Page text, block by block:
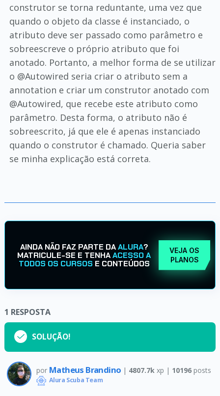
construtor se torna reduntante, uma vez que
quando o objeto da classe é instanciado, o
atributo deve ser passado como parâmetro e
sobreescreve o próprio atributo que foi
anotado. Portanto, a melhor forma de se utilizar
o @Autowired seria criar o atributo sem a
annotation e criar um construtor anotado com
@Autowired, que recebe este atributo como
parâmetro. Desta forma, o atributo não é
sobreescrito, já que ele é apenas instanciado
quando o construtor é chamado. Queria saber
se minha explicação está correta.
AINDA NÃO FAZ PARTE DAALURA?
MATRICULE-SE E TENHAACESSO A
TODOS OS CURSOS E CONTEÚDOS
VEJA OS
PLANOS
1 RESPOSTA
SOLUÇÃO!
por Matheus Brandino | 4807.7k xp | 10196posts
Alura Scuba Team